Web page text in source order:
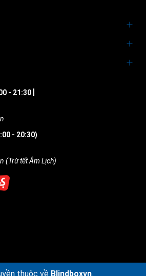
- 21:30 ]
- 20:30)
(Trừ tết Âm Lịch)
thuộc về Blindboxvn.